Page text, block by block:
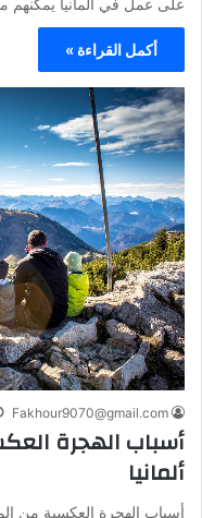
على عمل في ألمانيا يمكنهم
أكمل القراءة »
Fakhour9070@gmail.com
أسباب الهجرة
ألمانيا
أسباب الهجرة العكسية من